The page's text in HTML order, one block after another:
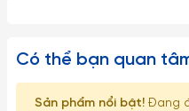
Có thể bạn quan
Sản phẩm nổi bật! Đang